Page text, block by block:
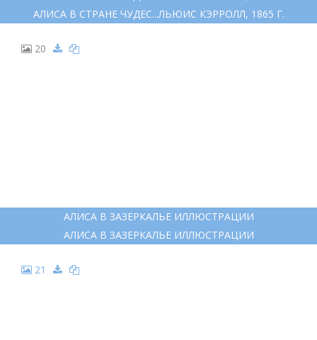
АЛИСА В СТРАНЕ ЧУДЕС...ЛЬЮИС КЭРРОЛЛ, 1865 Г.
20
АЛИСА В ЗАЗЕРКАЛЬЕ ИЛЛЮСТРАЦИИ
АЛИСА В ЗАЗЕРКАЛЬЕ ИЛЛЮСТРАЦИИ
21